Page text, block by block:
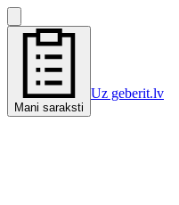
Mani saraksti
Uz geberit.lv